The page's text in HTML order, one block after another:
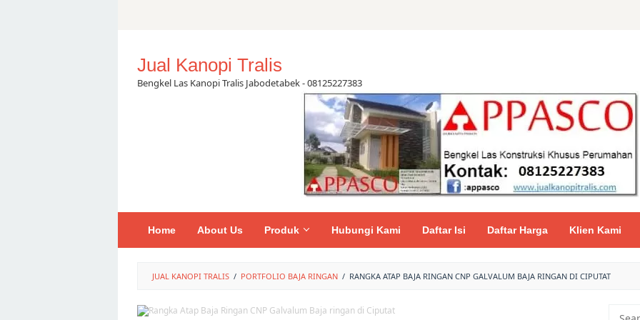
Jual Kanopi Tralis
Bengkel Las Kanopi Tralis Jabodetabek - 08125227383
Home About Us Produk Hubungi Kami Daftar Isi Daftar Harga Klien Kami
JUAL KANOPI TRALIS / PORTFOLIO BAJA RINGAN / RANGKA ATAP BAJA RINGAN CNP GALVALUM BAJA RINGAN DI CIPUTAT